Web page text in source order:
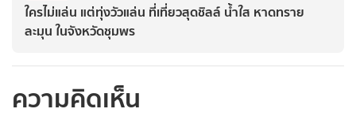
ใครไม่แล่น แต่ทุ่งวัวแล่น ที่เที่ยวสุดชิลล์ น้ำใส หาดทราย
ละมุน ในจังหวัดชุมพร
ความคิดเห็น